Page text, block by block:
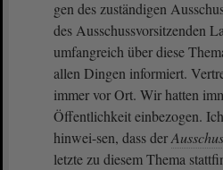
gen des zuständigen
des Ausschussvorsitzenden
umfangreich über diese
allen Dingen informiert.
immer vor Ort. Wir hatten
Öffentlichkeit einbezogen.
hinwei-sen, dass der
letzte zu diesem Thema